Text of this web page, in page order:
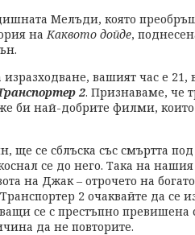
Мелъди, която
наКаквото дойде,
вашият час е 21,
2. Признаваме, че
би най-добрите филми,
ще се сблъска със смъртта
се до него. Така на
на Джак – отрочето на
2 очаквайте да се
се с престъпно превишена
да не повторите.